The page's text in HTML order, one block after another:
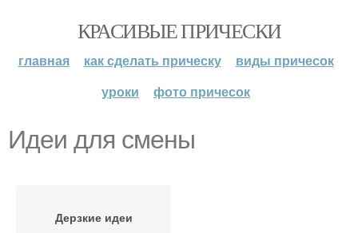
КРАСИВЫЕ ПРИЧЕСКИ
главная как сделать прическу
виды причесок
уроки
фото причесок
Идеи для смены
Дерзкие идеи